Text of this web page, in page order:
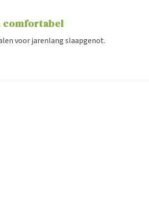
comfortabel
voor jarenlang slaapgenot.